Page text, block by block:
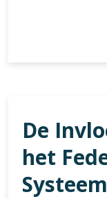
De
het
Systeem